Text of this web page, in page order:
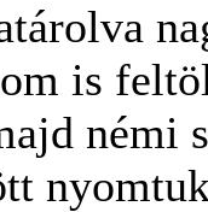
is
némi